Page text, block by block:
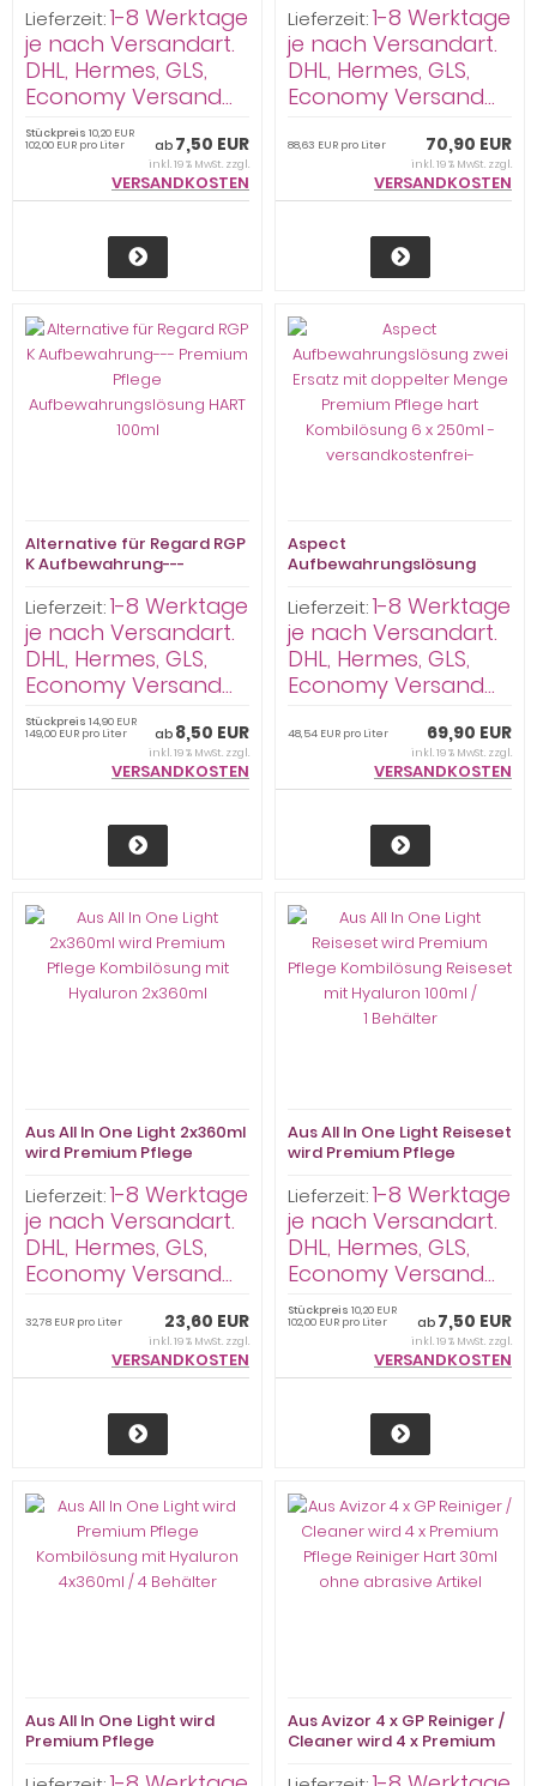
Kombilösung Reiseset mit
Hyaluron 100ml / 1 Behälter
Lieferzeit:1-8 Werktage
je nach Versandart.
DHL, Hermes, GLS,
Economy Versand...
ab 7,50 EUR
Stückpreis 10,20 EUR
102,00 EUR pro Liter
inkl. 19 % MwSt. zzgl.
VERSANDKOSTEN
Aufbewahrungslösung
HART 8 x 100ml inkl. 2
Behälter
Lieferzeit:1-8 Werktage
je nach Versandart.
DHL, Hermes, GLS,
Economy Versand...
70,90 EUR
88,63 EUR pro Liter
inkl. 19 % MwSt. zzgl.
VERSANDKOSTEN
Alternative für Regard RGP
K Aufbewahrung---
Aufbewahrungslösung
HART 100ml
Lieferzeit:1-8 Werktage
je nach Versandart.
DHL, Hermes, GLS,
Economy Versand...
ab 8,50 EUR
Stückpreis 14,90 EUR
149,00 EUR pro Liter
inkl. 19 % MwSt. zzgl.
VERSANDKOSTEN
Aspect
Aufbewahrungslösung
Menge Premium Pflege
hart Kombilösung 6 x 250ml
-versandkostenfrei-
Lieferzeit:1-8 Werktage
je nach Versandart.
DHL, Hermes, GLS,
Economy Versand...
69,90 EUR
48,54 EUR pro Liter
inkl. 19 % MwSt. zzgl.
VERSANDKOSTEN
Aus All In One Light 2x360ml
wird Premium Pflege
2x360ml
Lieferzeit:1-8 Werktage
je nach Versandart.
DHL, Hermes, GLS,
Economy Versand...
23,60 EUR
32,78 EUR pro Liter
inkl. 19 % MwSt. zzgl.
VERSANDKOSTEN
Aus All In One Light Reiseset
wird Premium Pflege
Hyaluron 100ml / 1 Behälter
Lieferzeit:1-8 Werktage
je nach Versandart.
DHL, Hermes, GLS,
Economy Versand...
ab 7,50 EUR
Stückpreis 10,20 EUR
102,00 EUR pro Liter
inkl. 19 % MwSt. zzgl.
VERSANDKOSTEN
Aus All In One Light wird
Premium Pflege
Aus Avizor 4 x GP Reiniger /
Cleaner wird 4 x Premium